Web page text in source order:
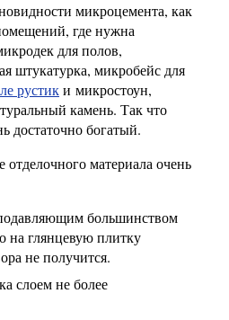
микроцемента, как
где нужна
для полов,
штукатурка, микробейс для
рустики микростоун,
камень. Так что
достаточно богатый.
материала очень
большинством
на глянцевую плитку
не получится.
слоем не более